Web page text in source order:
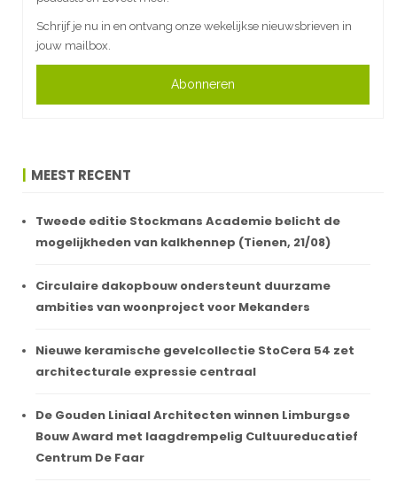
Schrijf je nu in en ontvang onze wekelijkse nieuwsbrieven in
jouw mailbox.
Abonneren
MEEST RECENT
Tweede editie Stockmans Academie belicht de
mogelijkheden van kalkhennep (Tienen, 21/08)
Circulaire dakopbouw ondersteunt duurzame
ambities van woonproject voor Mekanders
Nieuwe keramische gevelcollectie StoCera 54 zet
architecturale expressie centraal
De Gouden Liniaal Architecten winnen Limburgse
Bouw Award met laagdrempelig Cultuureducatief
Centrum De Faar